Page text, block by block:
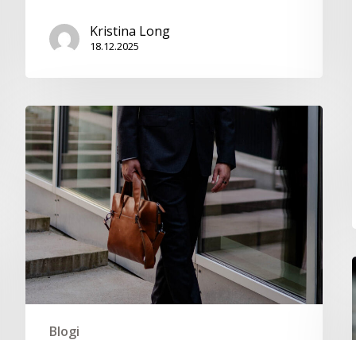
Kristina Long
18.12.2025
Asiantuntija-
apu
auttaa
pienentämään
yrityskauppoihin
liittyviä
riskejä
Blogi